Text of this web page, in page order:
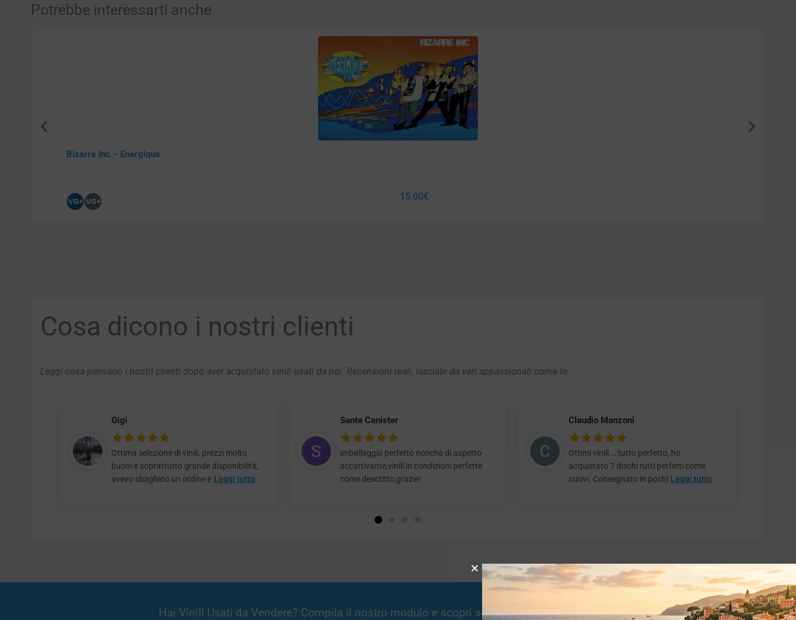
Potrebbe interessarti anche
Bizarre Inc – Energique
15,00€
Cosa dicono i nostri clienti
Leggi cosa pensano i nostri clienti dopo aver acquistato vinili usati da noi. Recensioni reali, lasciate da veri appassionati come te.
Gigi
Ottima selezione di vinili, prezzi molto
buoni e soprattutto grande disponibilità,
avevo sbagliato un ordine e Leggi tutto
Sante Canister
imballaggio perfetto nonchè di aspetto
accattivante,vinili in condizioni perfette
come descritto,grazie!
Claudio Manzoni
Ottimi vinili … tutto perfetto, ho
acquistato 7 dischi tutti perfetti come
nuovi. Consegnato in pochi Leggi tutto
Hai Vinili Usati da Vendere? Compila il nostro modulo e scopri se potremmo essere interessati!